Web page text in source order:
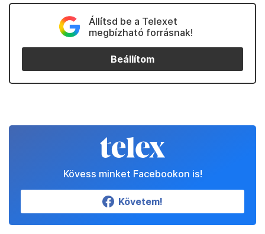
Állítsd be a Telexet
megbízható forrásnak!
Beállítom
Kövess minket Facebookon is!
Követem!